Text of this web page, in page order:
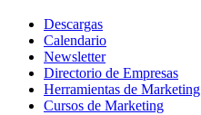
Descargas
Calendario
Newsletter
Directorio de Empresas
Herramientas de Marketing
Cursos de Marketing